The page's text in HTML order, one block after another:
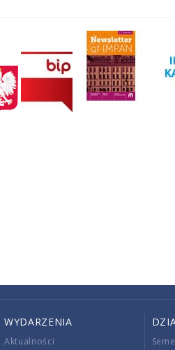
WYDARZENIA
Aktualności